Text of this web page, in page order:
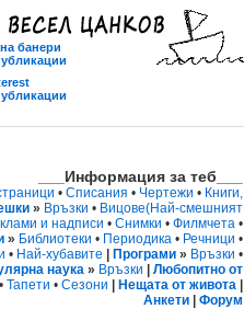
банери
___Информация за теб___
• Списания • Чертежи • Книги,
» Връзки • Вицове(Най-смешният
и надписи • Снимки • Филмчета •
» Библиотеки • Периодика • Речници •
• Най-хубавите Програми » Връзки •
наука » Връзки
Любопитно от
• Тапети • Сезони Нещата от живота
Анкети
Форум